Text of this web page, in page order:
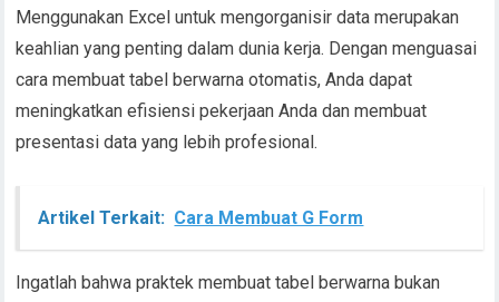
Menggunakan Excel untuk mengorganisir data merupakan
keahlian yang penting dalam dunia kerja. Dengan menguasai
cara membuat tabel berwarna otomatis, Anda dapat
meningkatkan efisiensi pekerjaan Anda dan membuat
presentasi data yang lebih profesional.
Artikel Terkait: Cara Membuat G Form
Ingatlah bahwa praktek membuat tabel berwarna bukan